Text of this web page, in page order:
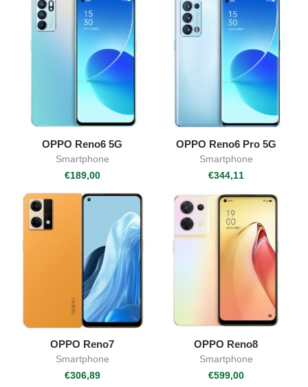
OPPO Reno6 5G
Smartphone
€189,00
OPPO Reno6 Pro 5G
Smartphone
€344,11
OPPO Reno7
Smartphone
€306,89
OPPO Reno8
Smartphone
€599,00